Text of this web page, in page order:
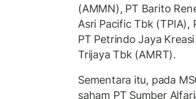
(AMMN), PT Barito
Asri Pacific Tbk (TPIA),
PT Petrindo Jaya
Trijaya Tbk (AMRT).
Sementara itu, pada
saham PT Sumber